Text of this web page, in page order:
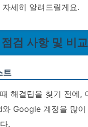
세히 알려드릴게요.
검 사항 및 비교
트
해결팁을 찾기 전에
Google 계정을 많
.